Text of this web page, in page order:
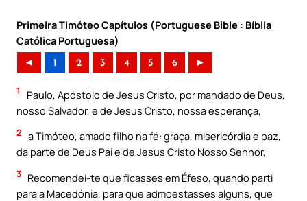
Primeira Timóteo Capítulos (Portuguese Bible : Bíblia
Católica Portuguesa)
◄ 1 2 3 4 5 6 ►
1
Paulo, Apóstolo de Jesus Cristo, por mandado de Deus,
nosso Salvador, e de Jesus Cristo, nossa esperança,
2 a Timóteo, amado filho na fé: graça, misericórdia e paz,
da parte de Deus Pai e de Jesus Cristo Nosso Senhor,
3 Recomendei-te que ficasses em Éfeso, quando parti
para a Macedónia, para que admoestasses alguns, que